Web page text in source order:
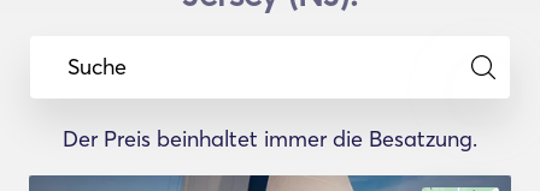
Suche
Der Preis beinhaltet immer die Besatzung.